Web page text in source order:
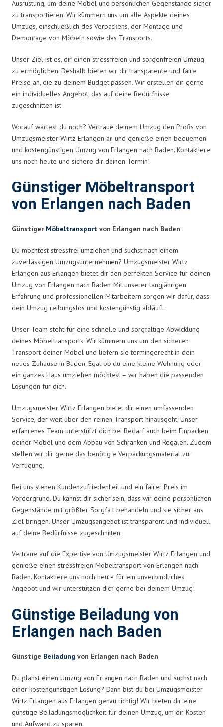
Ausrüstung, um deine Möbel und persönlichen Gegenstände sicher
zu transportieren. Wir kümmern uns um alle Aspekte deines
Umzugs, einschließlich des Verpackens, der Montage und
Demontage von Möbeln sowie des Transports.
Unser Ziel ist es, dir einen stressfreien und sorgenfreien Umzug
zu ermöglichen. Deshalb bieten wir dir transparente und faire
Preise an, die zu deinem Budget passen. Wir erstellen dir gerne
ein individuelles Angebot, das auf deine Bedürfnisse
zugeschnitten ist.
Worauf wartest du noch? Vertraue deinem Umzug den Profis von
Umzugsmeister Wirtz Erlangen an und genieße einen bequemen
und kostengünstigen Umzug von Erlangen nach Baden. Kontaktiere
uns noch heute und sichere dir deinen Termin!
Günstiger Möbeltransport
von Erlangen nach Baden
Günstiger Möbeltransport von Erlangen nach Baden
Du möchtest stressfrei umziehen und suchst nach einem
zuverlässigen Umzugsunternehmen? Umzugsmeister Wirtz
Erlangen aus Erlangen bietet dir den perfekten Service für deinen
Umzug von Erlangen nach Baden. Mit unserer langjährigen
Erfahrung und professionellen Mitarbeitern sorgen wir dafür, dass
dein Umzug reibungslos und kostengünstig abläuft.
Unser Team steht für eine schnelle und sorgfältige Abwicklung
deines Möbeltransports. Wir kümmern uns um den sicheren
Transport deiner Möbel und liefern sie termingerecht in dein
neues Zuhause in Baden. Egal ob du eine kleine Wohnung oder
ein ganzes Haus umziehen möchtest – wir haben die passenden
Lösungen für dich.
Umzugsmeister Wirtz Erlangen bietet dir einen umfassenden
Service, der weit über den reinen Transport hinausgeht. Unser
erfahrenes Team unterstützt dich bei Bedarf auch beim Einpacken
deiner Möbel und dem Abbau von Schränken und Regalen. Zudem
stellen wir dir gerne das benötigte Verpackungsmaterial zur
Verfügung.
Bei uns stehen Kundenzufriedenheit und ein fairer Preis im
Vordergrund. Du kannst dir sicher sein, dass wir deine persönlichen
Gegenstände mit größter Sorgfalt behandeln und sie sicher ans
Ziel bringen. Unser Umzugsangebot ist transparent und individuell
auf deine Bedürfnisse zugeschnitten.
Vertraue auf die Expertise von Umzugsmeister Wirtz Erlangen und
genieße einen stressfreien Möbeltransport von Erlangen nach
Baden. Kontaktiere uns noch heute für ein unverbindliches
Angebot und wir unterstützen dich gerne bei deinem Umzug!
Günstige Beiladung von
Erlangen nach Baden
Günstige Beiladung von Erlangen nach Baden
Du planst einen Umzug von Erlangen nach Baden und suchst nach
einer kostengünstigen Lösung? Dann bist du bei Umzugsmeister
Wirtz Erlangen aus Erlangen genau richtig! Wir bieten dir eine
günstige Beiladungsmöglichkeit für deinen Umzug, um dir Kosten
und Aufwand zu sparen.